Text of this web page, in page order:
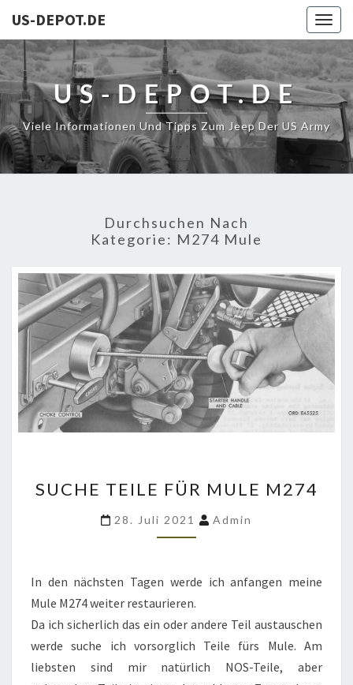
US-DEPOT.DE
US-DEPOT.DE
Viele Informationen Und Tipps Zum Jeep Der US Army
Durchsuchen Nach
Kategorie: M274 Mule
TEILE
FÜR
MULE
SUCHE TEILE FÜR MULE M274
28. Juli 2021 Admin
In den nächsten Tagen werde ich anfangen meine
Mule M274 weiter restaurieren.
Da ich sicherlich das ein oder andere Teil austauschen
werde suche ich vorsorglich Teile fürs Mule. Am
liebsten sind mir natürlich NOS-Teile, aber